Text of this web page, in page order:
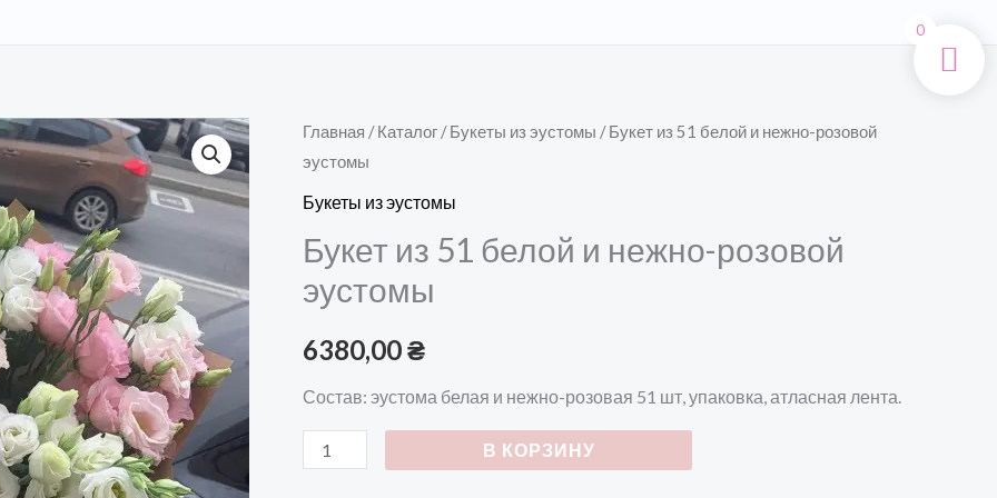
Поиск
Главная /Каталог /Букеты из эустомы / Букет из 51 белой и нежно-розовой
эустомы
Букеты из эустомы
Букет из 51 белой и нежно-розовой
эустомы
6380,00₴
Состав: эустома белая и нежно-розовая 51 шт, упаковка, атласная лента.
Количество
товара
Букет
51
белой
нежно-
розовой
В КОРЗИНУ
0